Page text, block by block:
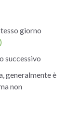
giorno
successivo
generalmente è
non